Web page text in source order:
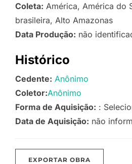
Coleta: América, América do
brasileira, Alto Amazonas
Data Produção: não
Histórico
Cedente: Anônimo
Coletor:Anônimo
Forma de Aquisição: :
Data de Aquisição: não
EXPORTAR OBRA